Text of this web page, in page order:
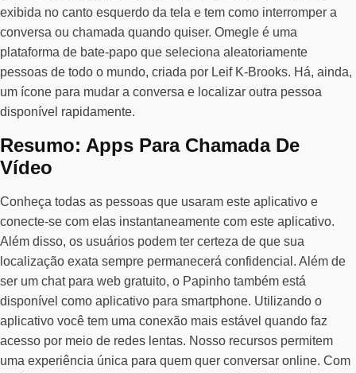
exibida no canto esquerdo da tela e tem como interromper a
conversa ou chamada quando quiser. Omegle é uma
plataforma de bate-papo que seleciona aleatoriamente
pessoas de todo o mundo, criada por Leif K-Brooks. Há, ainda,
um ícone para mudar a conversa e localizar outra pessoa
disponível rapidamente.
Resumo: Apps Para Chamada De
Vídeo
Conheça todas as pessoas que usaram este aplicativo e
conecte-se com elas instantaneamente com este aplicativo.
Além disso, os usuários podem ter certeza de que sua
localização exata sempre permanecerá confidencial. Além de
ser um chat para web gratuito, o Papinho também está
disponível como aplicativo para smartphone. Utilizando o
aplicativo você tem uma conexão mais estável quando faz
acesso por meio de redes lentas. Nosso recursos permitem
uma experiência única para quem quer conversar online. Com